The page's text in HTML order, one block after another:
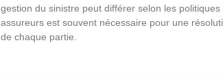
gestion du sinistre peut différer selon les
assureurs est souvent nécessaire pour une
de chaque partie.